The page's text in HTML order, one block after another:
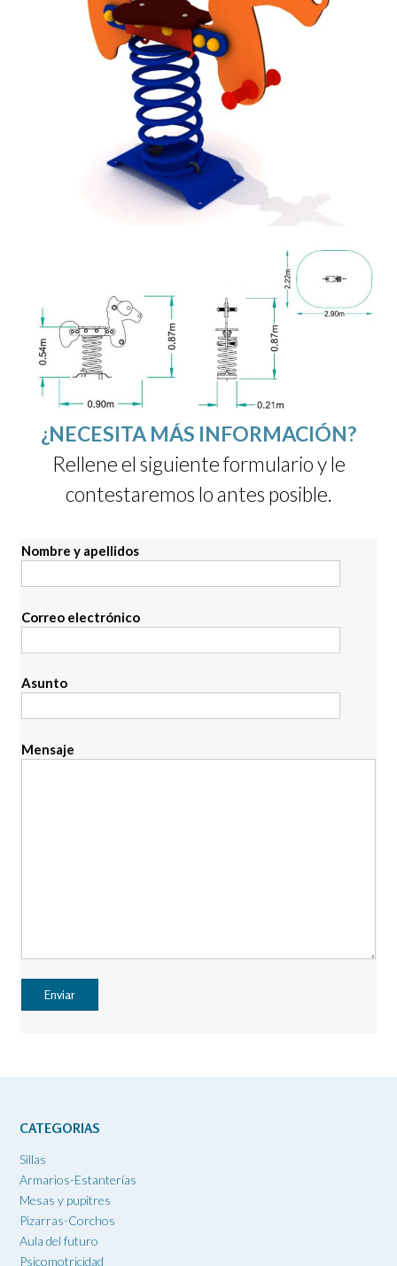
¿NECESITA MÁS INFORMACIÓN?
Rellene el siguiente formulario y le
contestaremos lo antes posible.
Nombre y apellidos
Correo electrónico
Asunto
Mensaje
CATEGORIAS
Sillas
Armarios-Estanterías
Mesas y pupitres
Pizarras-Corchos
Aula del futuro
Psicomotricidad